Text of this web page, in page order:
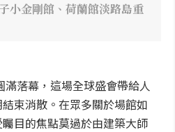
小金剛館、荷蘭館淡路島重
落幕，這場全球盛會帶給人
束消散。在眾多關於場館如
目的焦點莫過於由建築大師